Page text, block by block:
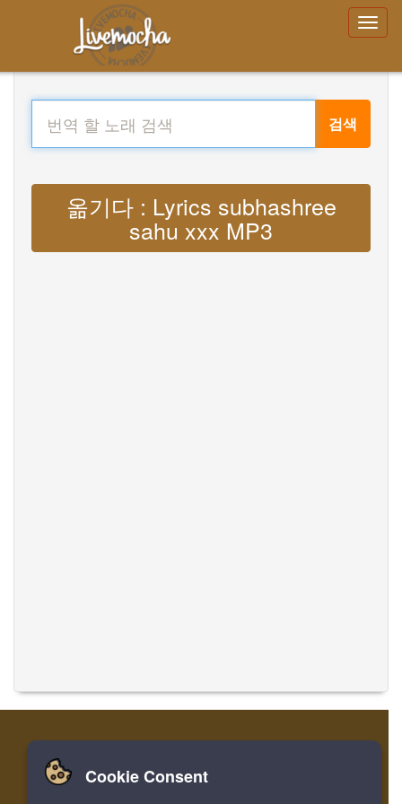
검색
옮기다 : Lyrics subhashree
sahu xxx MP3
집 로그인 레지스터
Cookie Consent